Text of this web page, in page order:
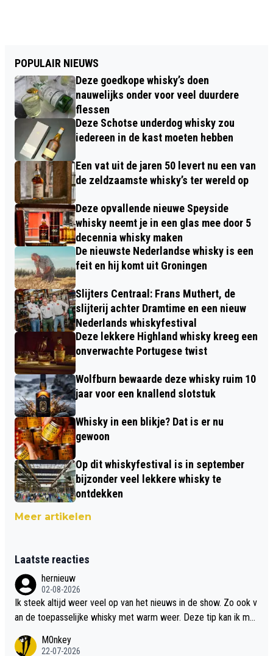
POPULAIR NIEUWS
Deze goedkope whisky’s doen
nauwelijks onder voor veel duurdere
flessen
Deze Schotse underdog whisky zou
iedereen in de kast moeten hebben
Een vat uit de jaren 50 levert nu een van
de zeldzaamste whisky’s ter wereld op
Deze opvallende nieuwe Speyside
whisky neemt je in een glas mee door 5
decennia whisky maken
De nieuwste Nederlandse whisky is een
feit en hij komt uit Groningen
Slijters Centraal: Frans Muthert, de
slijterij achter Dramtime en een nieuw
Nederlands whiskyfestival
Deze lekkere Highland whisky kreeg een
onverwachte Portugese twist
Wolfburn bewaarde deze whisky ruim 10
jaar voor een knallend slotstuk
Whisky in een blikje? Dat is er nu
gewoon
Op dit whiskyfestival is in september
bijzonder veel lekkere whisky te
ontdekken
Meer artikelen
Laatste reacties
hernieuw
02-08-2026
Ik steek altijd weer veel op van het nieuws in de show. Zo ook v
an de toepasselijke whisky met warm weer. Deze tip kan ik met
M0nkey
22-07-2026